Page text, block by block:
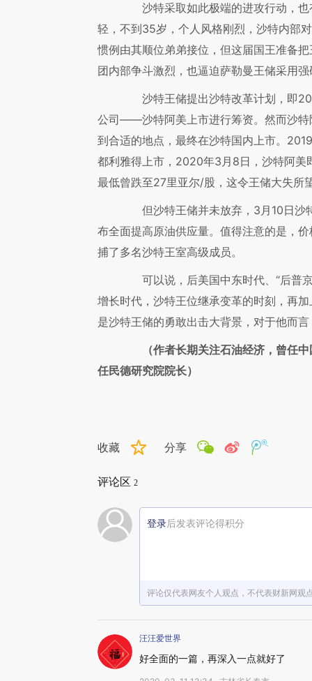
沙特采取如此极端的进攻行动，也
轻，不到35岁，个人风格刚烈，沙特内部
惯例由其顺位弟弟接位，但这届国王准备
团内部争斗激烈，也逼迫萨勒曼王储采用
沙特王储提出沙特改革计划，即
公司——沙特阿美上市进行筹资。然而沙特
到合适的地点，最终在沙特国内上市。
都利雅得上市，2020年3月8日，沙特阿
最低曾跌至27里亚尔/股，这令王储大失所
但沙特王储并未放弃，3月10日沙
布全面提高原油供应量。值得注意的是，
捕了多名沙特王室高级成员。
可以说，后美国中东时代、“后普京
增长时代，沙特王位继承变革的时刻，再
是沙特王储的勇敢出击大背景，对于他而
（作者长期关注石油经济，曾任
任民德研究院院长）
收藏 分享
评论区 2
登录后发表评论得积分
评论仅代表网友个人观点，不代表财新网观
汪汪爱世界
好全面的一篇，再深入一点就好了